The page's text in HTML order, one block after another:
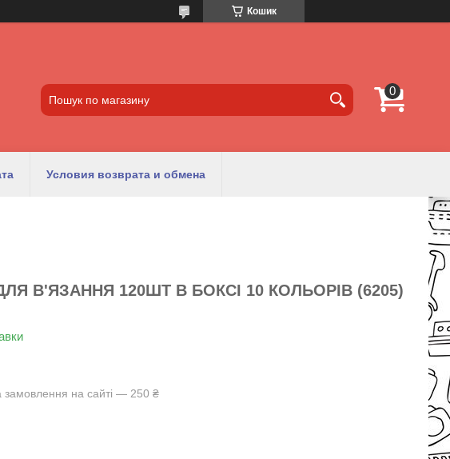
Кошик
Условия возврата и обмена
В'ЯЗАННЯ 120ШТ В БОКСІ 10 КОЛЬОРІВ (6205)
замовлення на сайті — 250 ₴